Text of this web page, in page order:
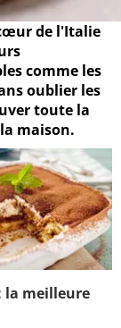
de l'Italie
comme les
oublier les
toute la
maison.
la meilleure